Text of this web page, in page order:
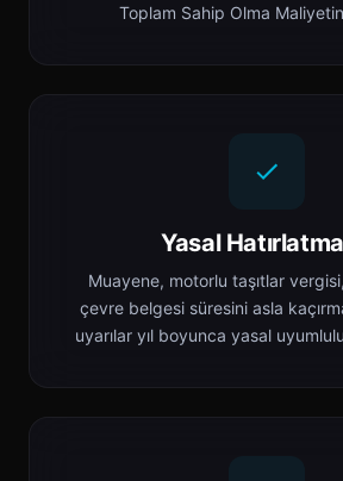
Toplam Sahip Olma
Yasal
Muayene, motorlu taşıtlar
çevre belgesi süresini asla
uyarılar yıl boyunca yasal